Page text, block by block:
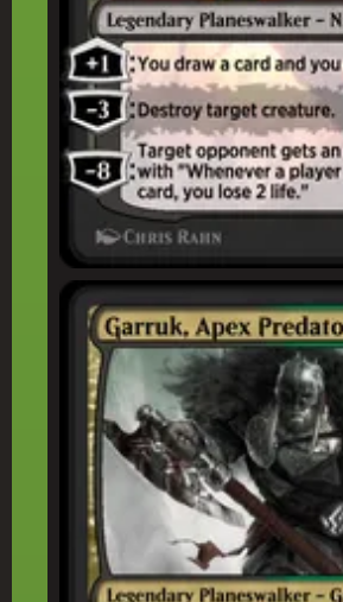
頂(ちょう)点(てん)捕(ほ)食(しょく)者(しゃ)、ガラク